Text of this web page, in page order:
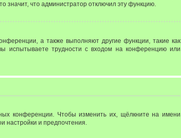
значит, что администратор отключил эту функцию.
а также выполняют другие функции, такие как
испытываете трудности с входом на конференцию или
конференции. Чтобы изменить их, щёлкните на имени
настройки и предпочтения.